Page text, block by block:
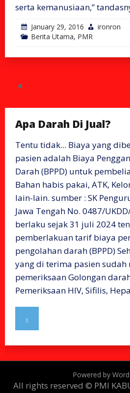
serta kemanusiaan,”
January 29, 2016
ironron
Berita Utama, PMR
Apa Darah Di Jual?
Tentu tidak... Biaya yang
pasien adalah Biaya
Darah (BPPD) untuk
Bahan habis pakai, ATK,
lain-lain. sumber : SK
Jawa Tengah No. 0487/
berlaku sejak 31 juli 2024
pemberlakuan tarif biaya
pengolahan darah (BPPD)
yang di terima pasien sudah
pemeriksaan Golongan
Pemeriksaan HIV, Sifilis,
Powered by
All rights reserved © PMI